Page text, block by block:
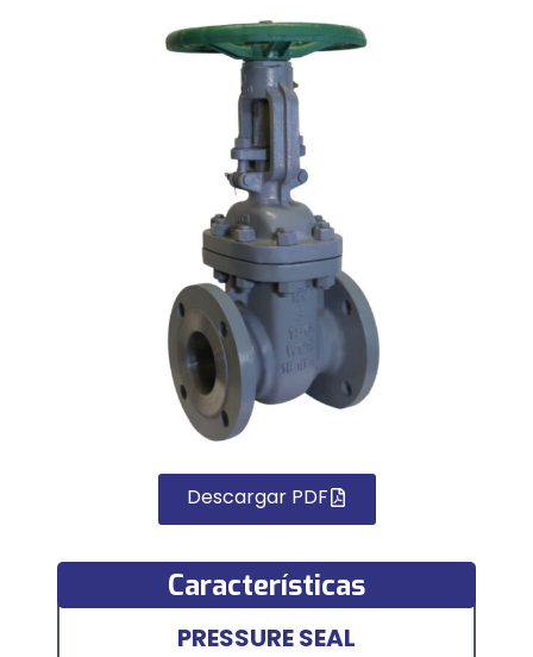
Descargar PDF
Características
PRESSURE SEAL